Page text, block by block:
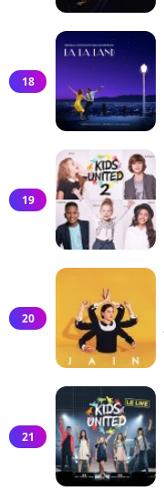
18
19
20
21